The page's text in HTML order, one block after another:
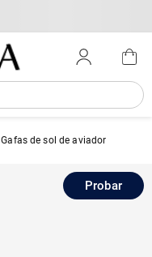
Gafas de sol de aviador
Probar